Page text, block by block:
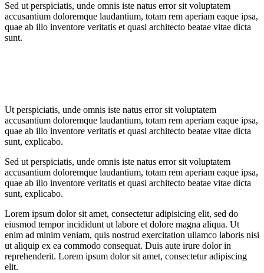
Sed ut perspiciatis, unde omnis iste natus error sit voluptatem
accusantium doloremque laudantium, totam rem aperiam eaque ipsa,
quae ab illo inventore veritatis et quasi architecto beatae vitae dicta
sunt.
Ut perspiciatis, unde omnis iste natus error sit voluptatem
accusantium doloremque laudantium, totam rem aperiam eaque ipsa,
quae ab illo inventore veritatis et quasi architecto beatae vitae dicta
sunt, explicabo.
Sed ut perspiciatis, unde omnis iste natus error sit voluptatem
accusantium doloremque laudantium, totam rem aperiam eaque ipsa,
quae ab illo inventore veritatis et quasi architecto beatae vitae dicta
sunt, explicabo.
Lorem ipsum dolor sit amet, consectetur adipisicing elit, sed do
eiusmod tempor incididunt ut labore et dolore magna aliqua. Ut
enim ad minim veniam, quis nostrud exercitation ullamco laboris nisi
ut aliquip ex ea commodo consequat. Duis aute irure dolor in
reprehenderit. Lorem ipsum dolor sit amet, consectetur adipiscing
elit.